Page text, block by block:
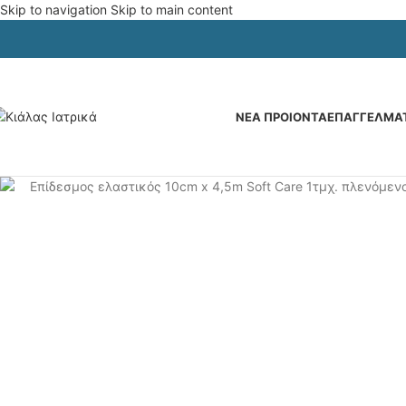
Skip to navigation Skip to main content
ΝΕΑ ΠΡΟΙΟΝΤΑ